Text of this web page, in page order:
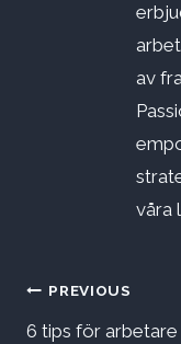
av
våra
PREVIOUS
6 tips för